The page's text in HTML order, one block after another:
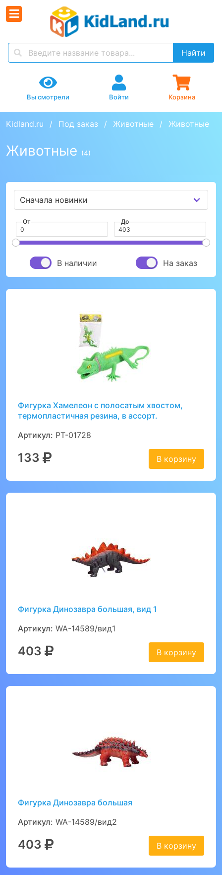
Найти
Вы смотрели Войти Корзина
Kidland.ru Под заказ Животные Животные
Животные (4)
От До
В наличии На заказ
Фигурка Хамелеон с полосатым хвостом,
термопластичная резина, в ассорт.
Артикул: PT-01728
133 В корзину
Фигурка Динозавра большая, вид 1
Артикул: WA-14589/вид1
403 В корзину
Фигурка Динозавра большая
Артикул: WA-14589/вид2
403 В корзину